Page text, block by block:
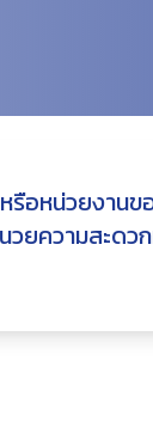
รือหน่วยงานข
วยความสะดว